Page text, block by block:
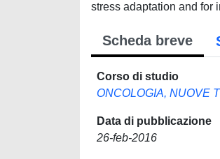
stress adaptation and for
Scheda breve
Corso di studio
ONCOLOGIA, NUOVE
Data di pubblicazione
26-feb-2016